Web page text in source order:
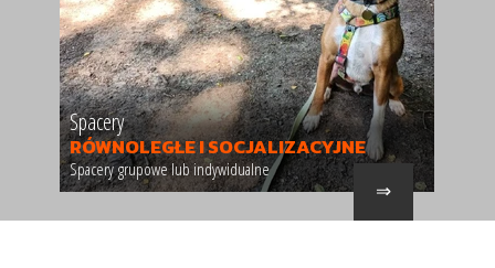
⇒
Spacery
RÓWNOLEGŁE I SOCJALIZACYJNE
Spacery grupowe lub indywidualne